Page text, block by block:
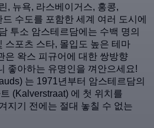
, 뉴욕, 라스베이거스, 홍콩,
수도를 포함한 세계 여러 도시에
투소 암스테르담에는 수백 명의
스포츠 스타, 몰입도 높은 테마
은 왁스 피규어에 대한 쌍방향
좋아하는 유명인을 껴안으세요!
는 1971년부터 암스테르담의
(Kalverstraat) 에 첫 위치를
지기 전에는 절대 놓칠 수 없는